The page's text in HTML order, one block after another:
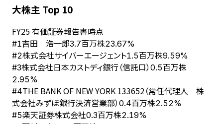
大株主 Top 10
FY25 有価証券報告書時点
#1吉田 浩一郎3.7百万株23.67%
#2株式会社サイバーエージェント1.5百万株9.59%
#3株式会社日本カストディ銀行（信託口） 0.5百万株
2.95%
#4THE BANK OF NEW YORK 133652（常任代理人 株
式会社みずほ銀行決済営業部） 0.4百万株2.52%
#5楽天証券株式会社0.3百万株2.19%